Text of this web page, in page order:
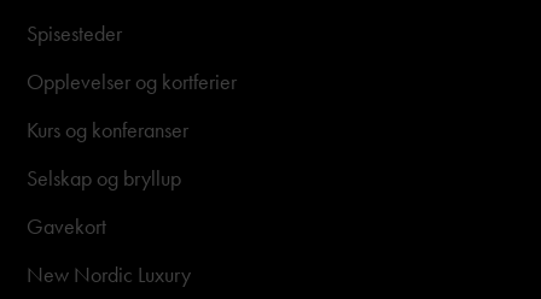
Spisesteder
Opplevelser og kortferier
Kurs og konferanser
Selskap og bryllup
Gavekort
New Nordic Luxury